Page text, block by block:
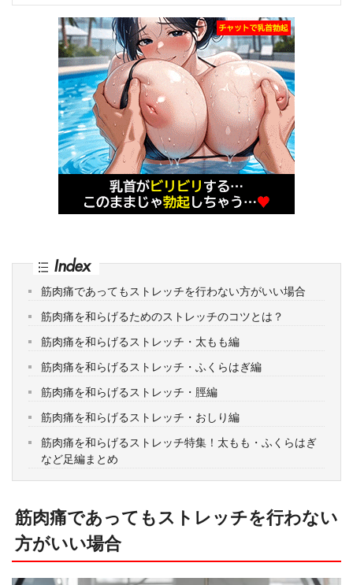
Index
筋肉痛であってもストレッチを行わない方がいい場合
筋肉痛を和らげるためのストレッチのコツとは？
筋肉痛を和らげるストレッチ・太もも編
筋肉痛を和らげるストレッチ・ふくらはぎ編
筋肉痛を和らげるストレッチ・脛編
筋肉痛を和らげるストレッチ・おしり編
筋肉痛を和らげるストレッチ特集！太もも・ふくらはぎ
など足編まとめ
筋肉痛であってもストレッチを行わない
方がいい場合